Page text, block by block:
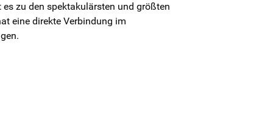
zu den spektakulärsten und größten
eine direkte Verbindung im